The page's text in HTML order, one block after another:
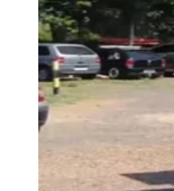
Para Sua Empresa
Anuncie no Portal
Verificar EmpresaNovo
Anunciar VagasNovo
Publicidade Legal
NBA
NFL
Tênis (ATP)